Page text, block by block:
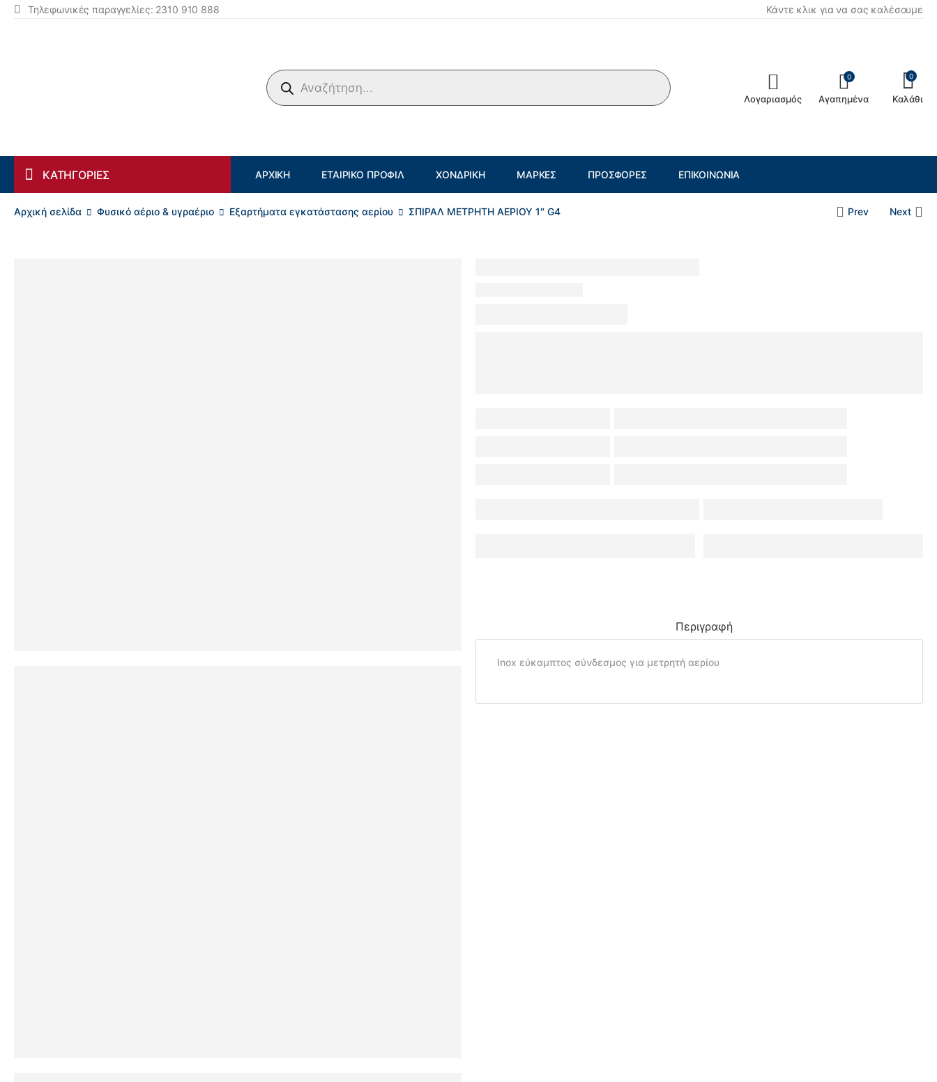
Τηλεφωνικές παραγγελίες: 2310 910 888 Κάντε κλικ για να σας καλέσουμε
Products search
Λογαριασμός
0
Αγαπημένα
0
Καλάθι
ΚΑΤΗΓΟΡΙΕΣ ΑΡΧΙΚΉ ΕΤΑΙΡΙΚΌ ΠΡΟΦΊΛ ΧΟΝΔΡΙΚΉ ΜΆΡΚΕΣ ΠΡΟΣΦΟΡΈΣ ΕΠΙΚΟΙΝΩΝΊΑ
Αρχική σελίδα Φυσικό αέριο & υγραέριο Εξαρτήματα εγκατάστασης αερίου ΣΠΙΡΑΛ ΜΕΤΡΗΤΗ ΑΕΡΙΟΥ 1″ G4 Prev Next
Περιγραφή
Inox εύκαμπτος σύνδεσμος για μετρητή αερίου